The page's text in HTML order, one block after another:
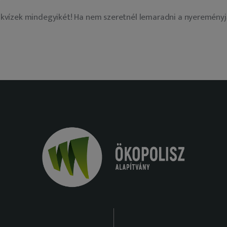
mindegyikét! Ha nem szeretnél lemaradni a